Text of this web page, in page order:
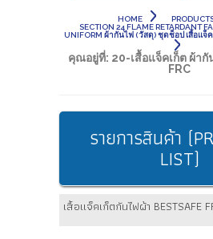
HOME
SECTION 24 FLAME RETARDANT
UNIFORM ผ้ากันไฟ (วัสดุ) ชุดช็อป เสื้อแจ็
คุณอยู่ที่: 20-เสื้อแจ็คเก็ต ผ้ากั
FRC
รายการสินค้า
LIST)
เสื้อแจ็คเก็ตกันไฟผ้า BESTSAFE